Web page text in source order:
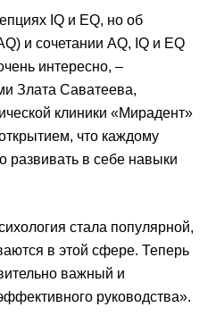
IQ и EQ, но об
и сочетании AQ, IQ и EQ
интересно, –
Злата Саватеева,
клиники «Мирадент»
что каждому
развивать в себе навыки
стала популярной,
в этой сфере. Теперь
важный и
руководства».